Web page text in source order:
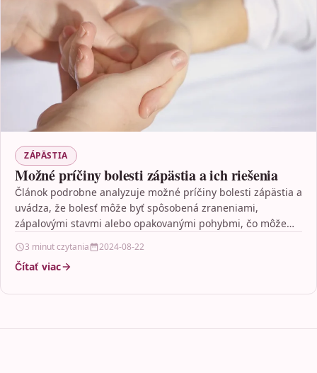
ZÁPÄSTIA
Možné príčiny bolesti zápästia a ich riešenia
Článok podrobne analyzuje možné príčiny bolesti zápästia a
uvádza, že bolesť môže byť spôsobená zraneniami,
zápalovými stavmi alebo opakovanými pohybmi, čo môže
3 minut czytania 2024-08-22
Čítať viac